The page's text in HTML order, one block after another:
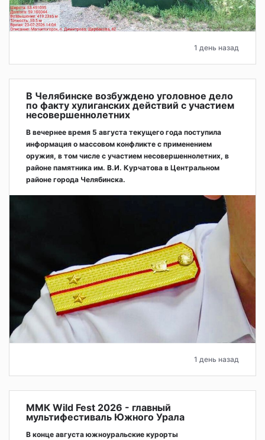
1 день назад
В Челябинске возбуждено уголовное дело
по факту хулиганских действий с участием
несовершеннолетних
В вечернее время 5 августа текущего года поступила
информация о массовом конфликте с применением
оружия, в том числе с участием несовершеннолетних, в
районе памятника им. В.И. Курчатова в Центральном
районе города Челябинска.
1 день назад
ММК Wild Fest 2026 - главный
мультифестиваль Южного Урала
В конце августа южноуральские курорты